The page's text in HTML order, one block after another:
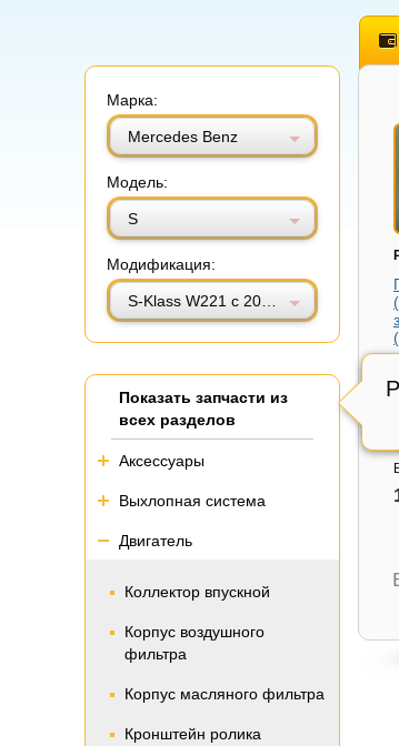
Марка:
Mercedes Benz
Модель:
S
Модификация:
Показать запчасти из
всех разделов
Аксессуары
Выхлопная система
Двигатель
Коллектор впускной
Корпус воздушного
фильтра
Корпус масляного фильтра
Кронштейн ролика